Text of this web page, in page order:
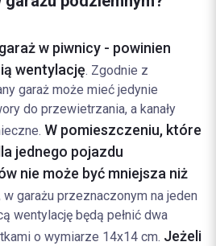
w piwnicy - powinien
wentylację. Zgodnie z
garaż może mieć jedynie
do przewietrzania, a kanały
W pomieszczeniu, które
jednego pojazdu
nie może być mniejsza niż
w garażu przeznaczonym na jeden
wentylację będą pełnić dwa
o wymiarze 14x14 cm. Jeżeli